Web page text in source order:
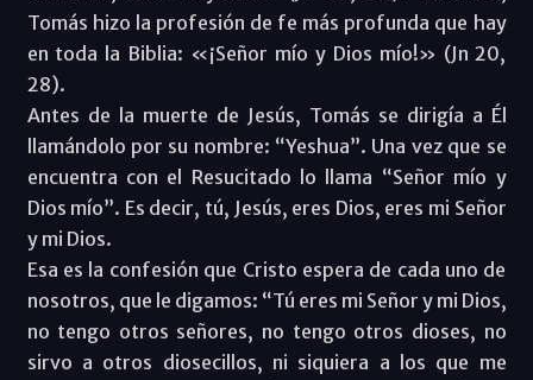
Tomás hizo la profesión de fe más profunda que hay
en toda la Biblia: «¡Señor mío y Dios mío!» (Jn 20,
28).
Antes de la muerte de Jesús, Tomás se dirigía a Él
llamándolo por su nombre: “Yeshua”. Una vez que se
encuentra con el Resucitado lo llama “Señor mío y
Dios mío”. Es decir, tú, Jesús, eres Dios, eres mi Señor
y mi Dios.
Esa es la confesión que Cristo espera de cada uno de
nosotros, que le digamos: “Tú eres mi Señor y mi Dios,
no tengo otros señores, no tengo otros dioses, no
sirvo a otros diosecillos, ni siquiera a los que me